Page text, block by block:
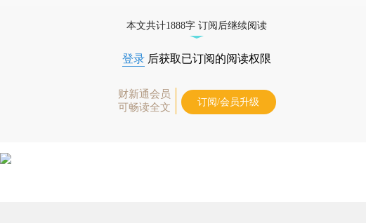
本文共计1888字 订阅后继续阅读
登录 后获取已订阅的阅读权限
财新通会员
可畅读全文
订阅/会员升级